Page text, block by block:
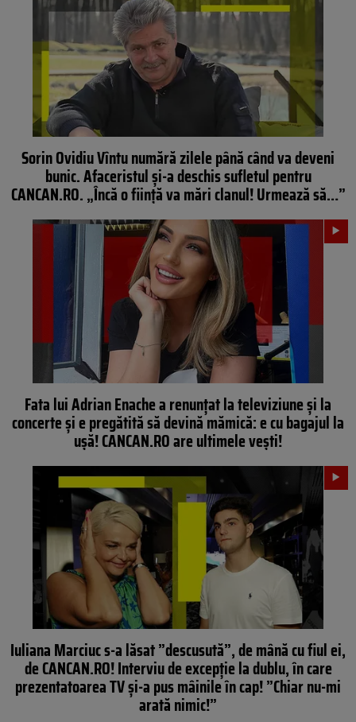
Sorin Ovidiu Vîntu numără zilele până când va deveni
bunic. Afaceristul și-a deschis sufletul pentru
CANCAN.RO. „Încă o ființă va mări clanul! Urmează să…”
Fata lui Adrian Enache a renunțat la televiziune și la
concerte și e pregătită să devină mămică: e cu bagajul la
ușă! CANCAN.RO are ultimele vești!
Iuliana Marciuc s-a lăsat ”descusută”, de mână cu fiul ei,
de CANCAN.RO! Interviu de excepție la dublu, în care
prezentatoarea TV și-a pus mâinile în cap! ”Chiar nu-mi
arată nimic!”